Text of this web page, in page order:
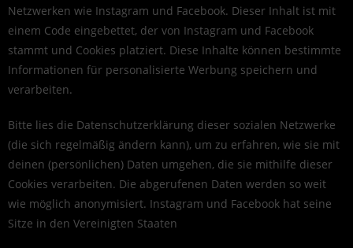
Netzwerken wie Instagram und Facebook. Dieser Inhalt ist mit
einem Code eingebettet, der von Instagram und Facebook
stammt und Cookies platziert. Diese Inhalte können bestimmte
Informationen für personalisierte Werbung speichern und
verarbeiten.
Bitte lies die Datenschutzerklärung dieser sozialen Netzwerke
(die sich regelmäßig ändern kann), um zu erfahren, wie sie mit
deinen (persönlichen) Daten umgehen, die sie mithilfe dieser
Cookies verarbeiten. Die abgerufenen Daten werden so weit
wie möglich anonymisiert. Instagram und Facebook hat seine
Sitze in den Vereinigten Staaten